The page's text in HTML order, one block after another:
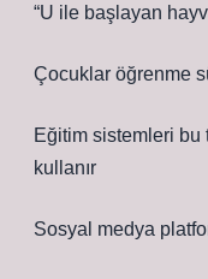
“U ile başlayan
Çocuklar öğrenme
Eğitim sistemleri bu
kullanır
Sosyal medya